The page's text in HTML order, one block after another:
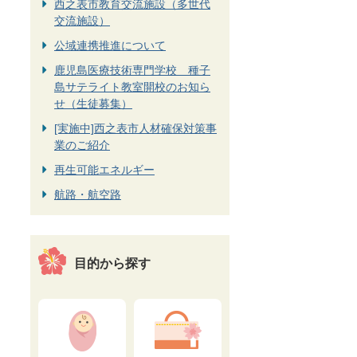
西之表市教育交流施設（多世代
交流施設）
公域連携推進について
鹿児島医療技術専門学校 種子
島サテライト教室開校のお知ら
せ（生徒募集）
[実施中]西之表市人材確保対策事
業のご紹介
再生可能エネルギー
航路・航空路
目的から探す